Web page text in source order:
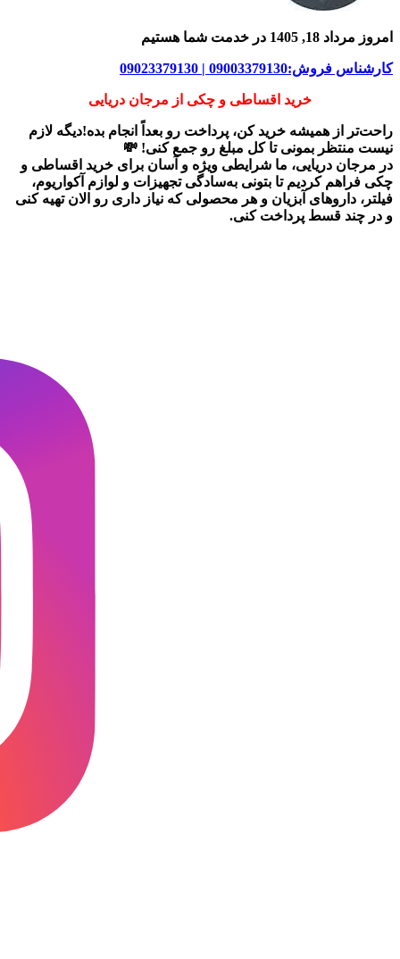
امروز مرداد 18, 1405 در خدمت شما هستیم
کارشناس فروش:09003379130 | 09023379130
خرید اقساطی و چکی از مرجان دریایی
راحت‌تر از همیشه خرید کن، پرداخت رو بعداً انجام بده!دیگه لازم
نیست منتظر بمونی تا کل مبلغ رو جمع کنی! 💸
در مرجان دریایی، ما شرایطی ویژه و آسان برای خرید اقساطی و
چکی فراهم کردیم تا بتونی به‌سادگی تجهیزات و لوازم آکواریوم،
فیلتر، داروهای آبزیان و هر محصولی که نیاز داری رو الان تهیه کنی
و در چند قسط پرداخت کنی.